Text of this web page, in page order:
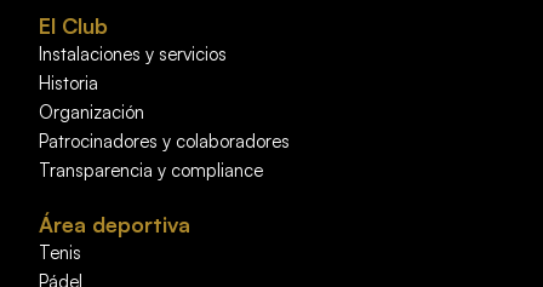
El Club
Instalaciones y servicios
Historia
Organización
Patrocinadores y colaboradores
Transparencia y compliance
Área deportiva
Tenis
Pádel